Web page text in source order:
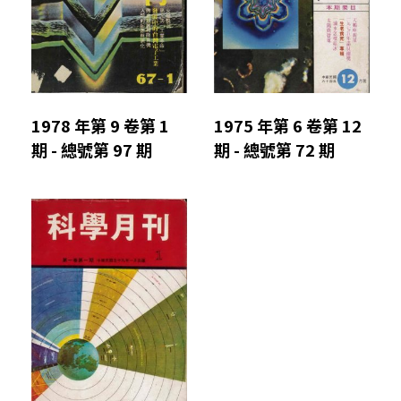
1978 年第 9 卷第 1
期 - 總號第 97 期
1975 年第 6 卷第 12
期 - 總號第 72 期